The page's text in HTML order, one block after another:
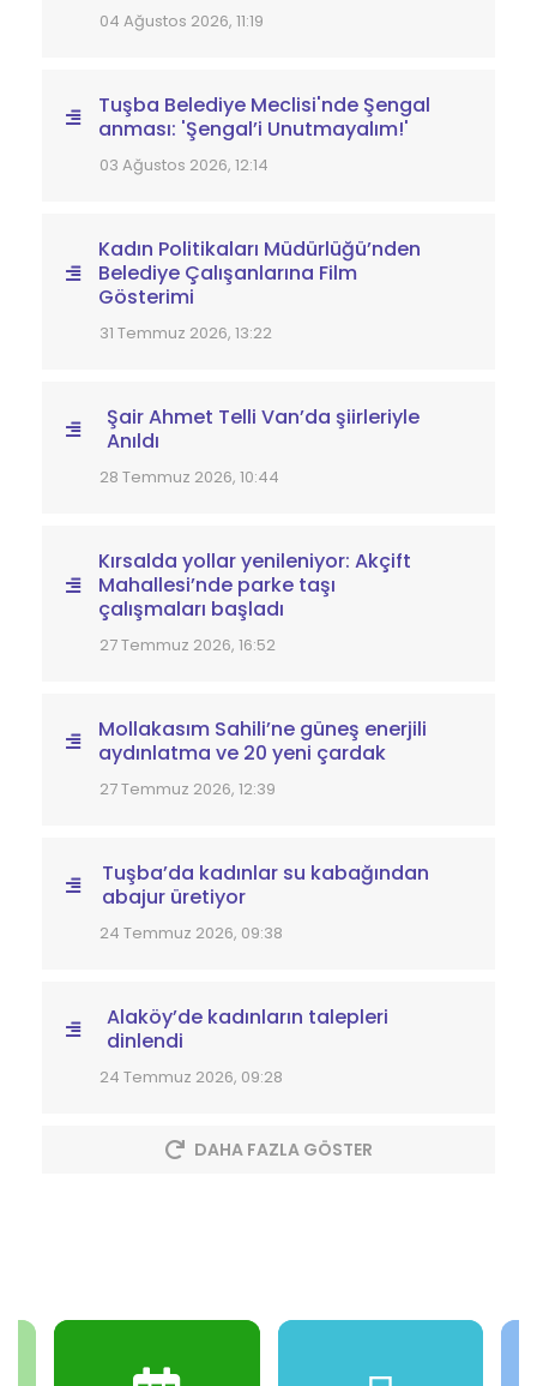
04 Ağustos 2026, 11:19
Tuşba Belediye Meclisi'nde Şengal
anması: 'Şengal’i Unutmayalım!'
03 Ağustos 2026, 12:14
Kadın Politikaları Müdürlüğü’nden
Belediye Çalışanlarına Film
Gösterimi
31 Temmuz 2026, 13:22
Şair Ahmet Telli Van’da şiirleriyle
Anıldı
28 Temmuz 2026, 10:44
Kırsalda yollar yenileniyor: Akçift
Mahallesi’nde parke taşı
çalışmaları başladı
27 Temmuz 2026, 16:52
Mollakasım Sahili’ne güneş enerjili
aydınlatma ve 20 yeni çardak
27 Temmuz 2026, 12:39
Tuşba’da kadınlar su kabağından
abajur üretiyor
24 Temmuz 2026, 09:38
Alaköy’de kadınların talepleri
dinlendi
24 Temmuz 2026, 09:28
DAHA FAZLA GÖSTER